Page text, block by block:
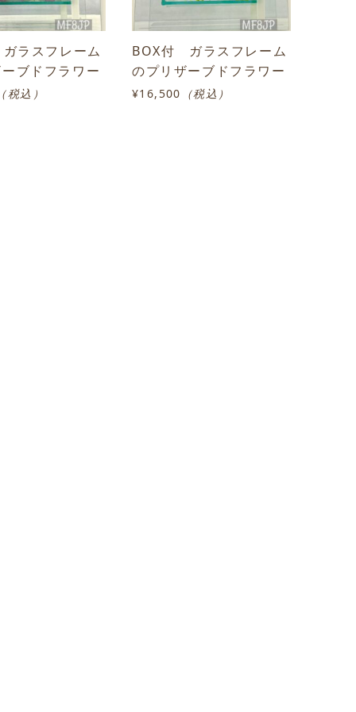
ラスフレーム
ブドフラワー
税込）
BOX付 ガラスフレーム
のプリザーブドフラワー
¥16,500 （税込）